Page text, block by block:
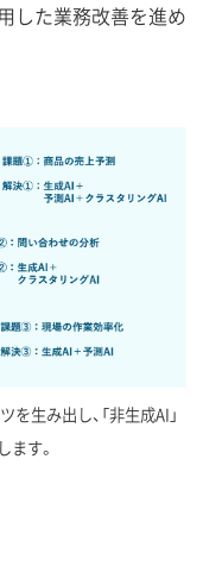
した業務改善を進め
生み出し、「非生成AI」
す。